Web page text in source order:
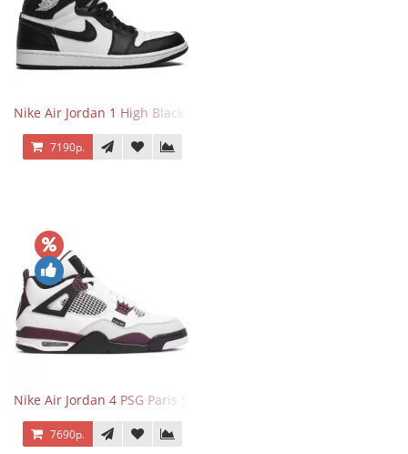
Nike Air Jordan 1 High Black White
7190р.
Nike Air Jordan 4 PSG Paris Saint Germain
7690р.